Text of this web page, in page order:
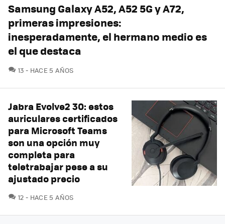
Samsung Galaxy A52, A52 5G y A72,
primeras impresiones:
inesperadamente, el hermano medio es
el que destaca
13 COMENTARIOS
HACE 5 AÑOS
Jabra Evolve2 30: estos
auriculares certificados
para Microsoft Teams
son una opción muy
completa para
teletrabajar pese a su
ajustado precio
12 COMENTARIOS
HACE 5 AÑOS